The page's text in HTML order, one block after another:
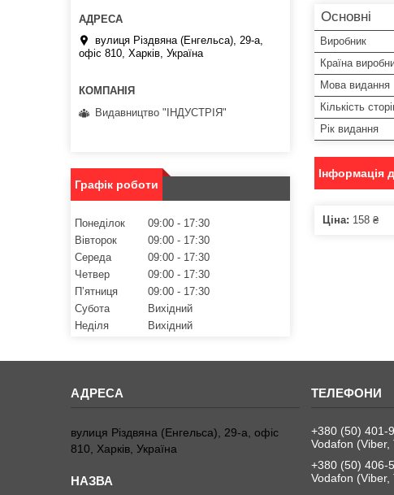
Основні
Виробник
Країна
Мова видання
Кількість
Рік видання
Інформація
Ціна: 158 ₴
вулиця Різдвяна (Енгельса), 29-а,
офіс 810, Харків, Україна
Видавництво "ІНДУСТРІЯ"
Графік роботи
Понеділок 09:00
17:30
Вівторок
09:00
17:30
Середа
09:00
17:30
Четвер
09:00
17:30
Пʼятниця
09:00
17:30
Субота
Вихідний
Неділя
Вихідний
вулиця Різдвяна (Енгельса), 29-а, офіс
810, Харків, Україна
+380 (50) 401-
Vodafon (Viber,
+380 (50) 406-
Vodafon (Viber,